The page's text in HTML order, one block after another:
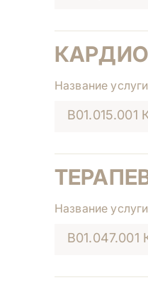
Название услуги
B01.015.001
Название услуги
B01.047.001